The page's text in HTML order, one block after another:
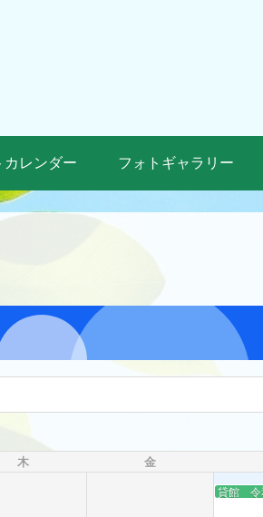
カレンダー フォトギャラリー
木 金
貸館 令